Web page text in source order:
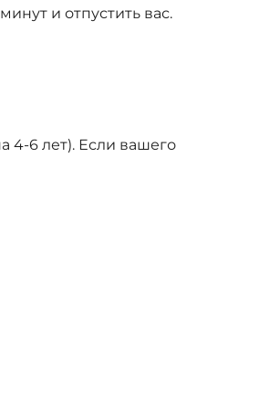
и отпустить вас.
4-6 лет). Если вашего